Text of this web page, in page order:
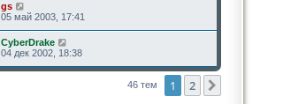
gs
05 май 2003, 17:41
CyberDrake
04 дек 2002, 18:38
46 тем 1 2